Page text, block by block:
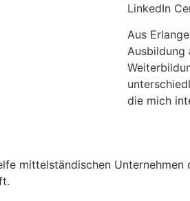
LinkedIn
Aus
Ausbildung
die mich
mittelständischen